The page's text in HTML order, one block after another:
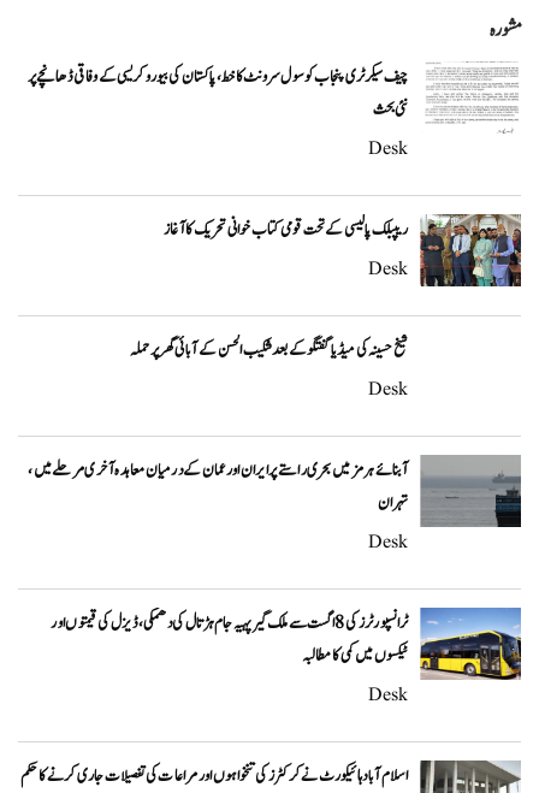
مشورہ
چیف سیکرٹری پنجاب کو سول سرونٹ کا خط، پاکستان کی بیوروکریسی کے وفاقی ڈھانچے پر
نئی بحث
Desk
ریپبلک پالیسی کے تحت قومی کتاب خوانی تحریک کا آغاز
Desk
شیخ حسینہ کی میڈیا گفتگو کے بعد شکیب الحسن کے آبائی گھر پر حملہ
Desk
آبنائے ہرمز میں بحری راستے پر ایران اور عمان کے درمیان معاہدہ آخری مرحلے میں،
تہران
Desk
ٹرانسپورٹرز کی 8 اگست سے ملک گیر پہیہ جام ہڑتال کی دھمکی، ڈیزل کی قیمتوں اور
ٹیکسوں میں کمی کا مطالبہ
Desk
اسلام آباد ہائیکورٹ نے کرکٹرز کی تنخواہوں اور مراعات کی تفصیلات جاری کرنے کا حکم